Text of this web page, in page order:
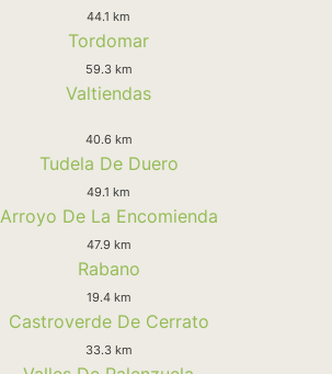
44.1 km
Tordomar
59.3 km
Valtiendas
40.6 km
Tudela De Duero
49.1 km
Arroyo De La Encomienda
47.9 km
Rabano
19.4 km
Castroverde De Cerrato
33.3 km